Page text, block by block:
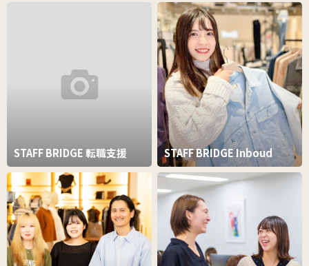
STAFF BRIDGE 転職支援 STAFF BRIDGE Inboud